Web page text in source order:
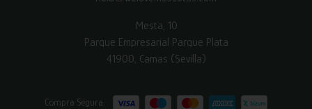
Mesta, 10
Parque Empresarial Parque Plata
41900, Camas (Sevilla)
Compra Segura: